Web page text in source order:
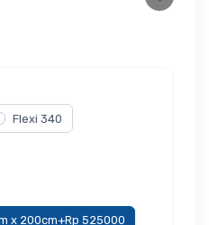
Flexi 340
x 200cm+Rp 525000